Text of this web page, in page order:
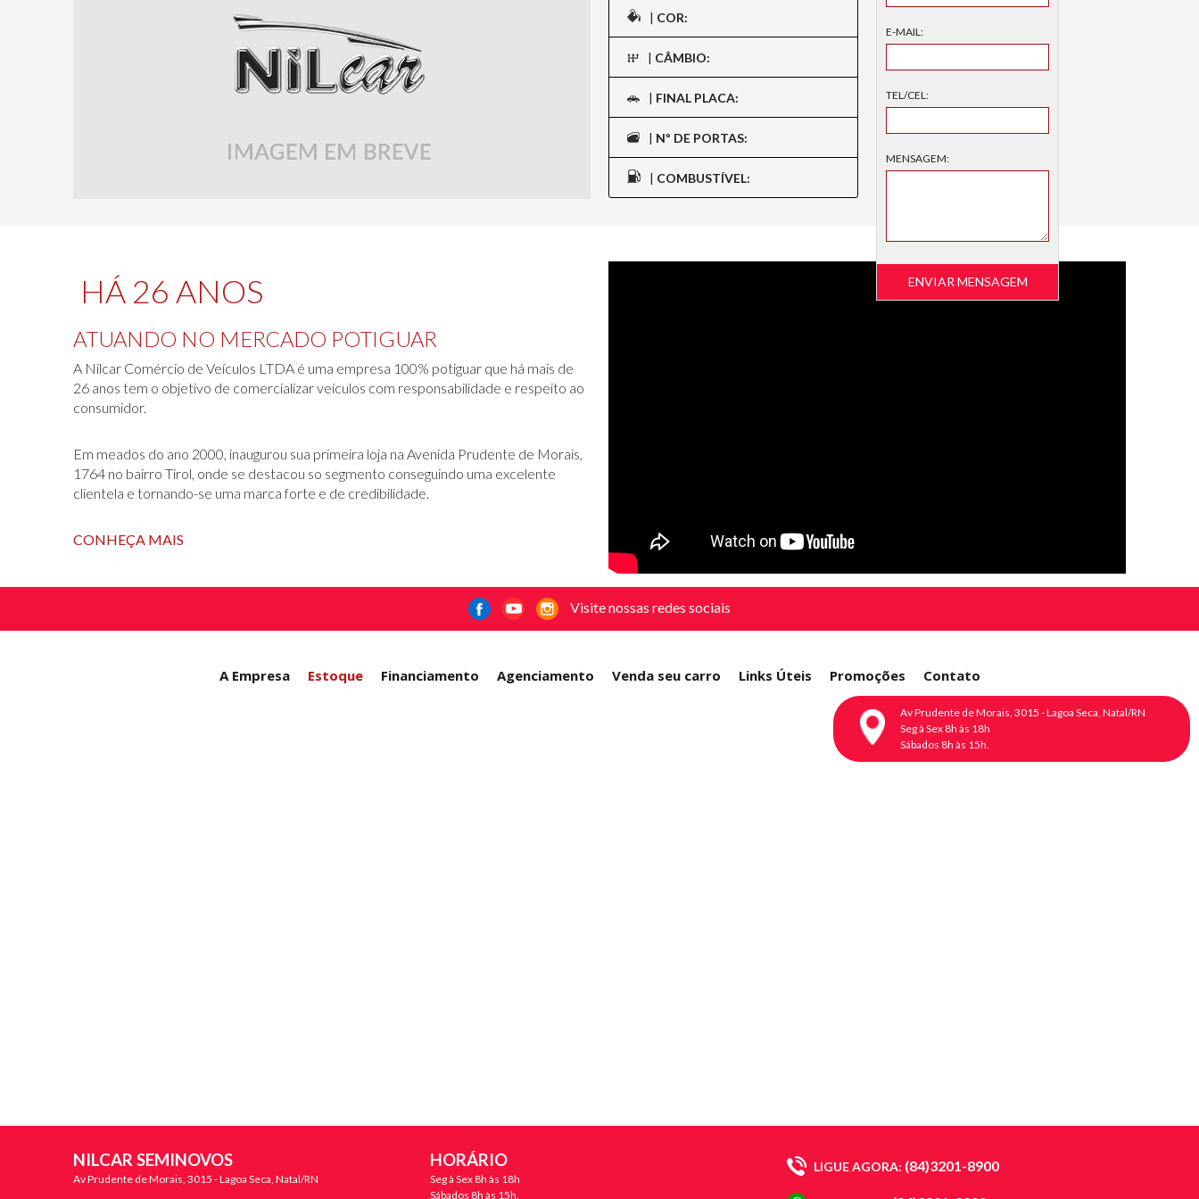
| COR:
| CÂMBIO:
| FINAL PLACA:
| Nº DE PORTAS:
| COMBUSTÍVEL:
E-MAIL:
TEL/CEL:
MENSAGEM:
HÁ 26 ANOS
ATUANDO NO MERCADO POTIGUAR
A Nilcar Comércio de Veículos LTDA é uma empresa 100% potiguar que há mais de
26 anos tem o objetivo de comercializar veículos com responsabilidade e respeito ao
consumidor.
Em meados do ano 2000, inaugurou sua primeira loja na Avenida Prudente de Morais,
1764 no bairro Tirol, onde se destacou so segmento conseguindo uma excelente
clientela e tornando-se uma marca forte e de credibilidade.
CONHEÇA MAIS
Visite nossas redes sociais
A Empresa Estoque Financiamento Agenciamento Venda seu carro Links Úteis Promoções Contato
Av Prudente de Morais, 3015 - Lagoa Seca, Natal/RN
Seg à Sex 8h às 18h
Sábados 8h às 15h.
NILCAR SEMINOVOS
Av Prudente de Morais, 3015 - Lagoa Seca, Natal/RN
HORÁRIO
Seg à Sex 8h às 18h
Sábados 8h às 15h.
LIGUE AGORA: (84)3201-8900